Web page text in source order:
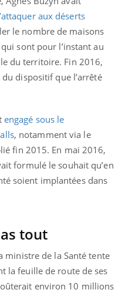
aux déserts
le nombre de maisons
sont pour l’instant au
du territoire. Fin 2016,
dispositif que l’arrêté
engagé sous le
, notamment via le
fin 2015. En mai 2016,
formulé le souhait qu’en
soient implantées dans
tout
ministre de la Santé tente
la feuille de route de ses
environ 10 millions